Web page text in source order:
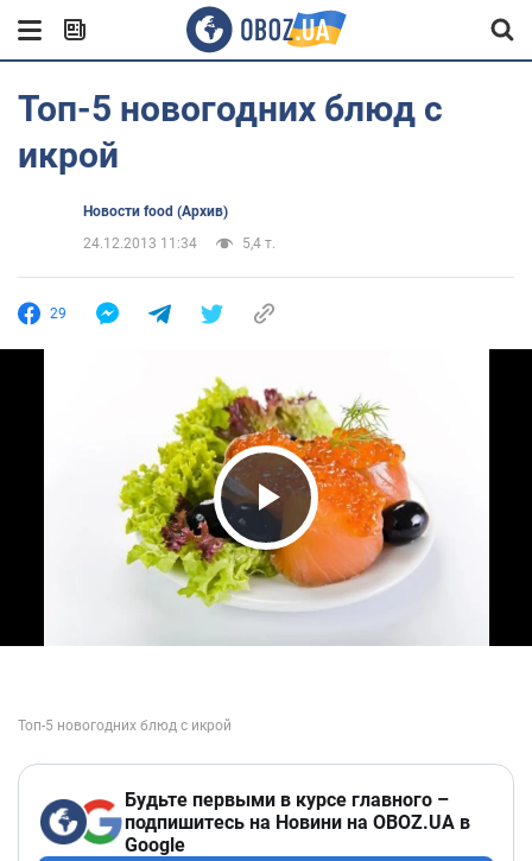
Топ-5 новогодних блюд с
икрой
Новости food (Архив)
24.12.2013 11:34
5,4 т.
29
Play Video
Будьте первыми в курсе главного –
подпишитесь на Новини на OBOZ.UA в
Google